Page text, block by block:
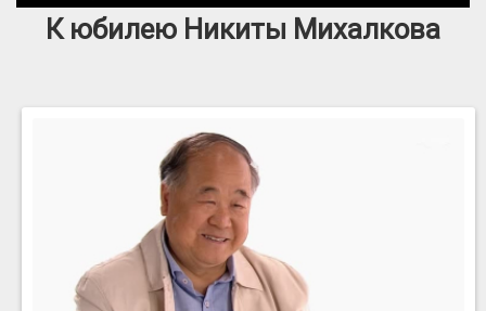
К юбилею Никиты Михалкова